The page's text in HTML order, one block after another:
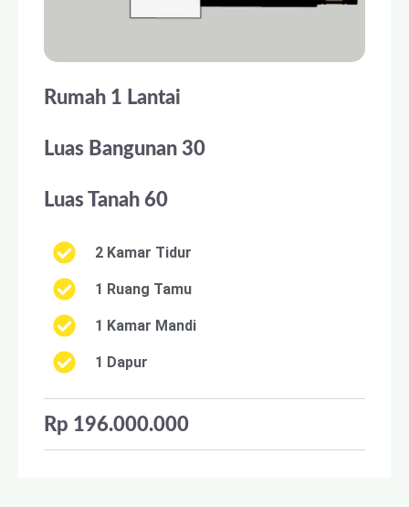
Rumah 1 Lantai
Luas Bangunan 30
Luas Tanah 60
2 Kamar Tidur
1 Ruang Tamu
1 Kamar Mandi
1 Dapur
Rp 196.000.000